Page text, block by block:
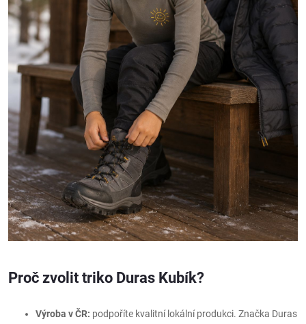
Proč zvolit triko Duras Kubík?
Výroba v ČR: podpoříte kvalitní lokální produkci. Značka Duras